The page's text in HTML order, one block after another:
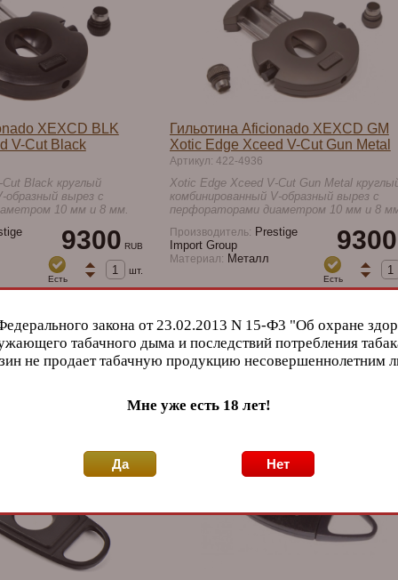
XEXCD BLK
V-Cut Black
Black круглый
образный вырез с
10 мм и 8 мм.
9300 RUB
Есть
шт.
Гильотина Aficionado XEXCD GM
Xotic Edge Xceed V-Cut Gun Metal
Артикул: 422-4936
Xotic Edge Xceed V-Cut Gun Metal
комбинированный V-образный вырез с
перфораторами диаметром 10 мм и 8
Производитель: Prestige
Import Group
Материал: Металл
9300
Есть
закона от 23.02.2013 N 15-Ф3 "Об охране
табачного дыма и последствий потребления
не продает табачную продукцию несовершеннолетним
Мне уже есть 18 лет!
Да Нет